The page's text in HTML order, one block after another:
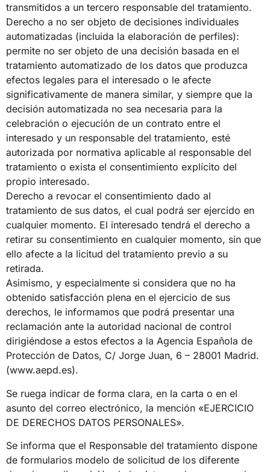
transmitidos a un tercero responsable del tratamiento.
Derecho a no ser objeto de decisiones individuales
automatizadas (incluida la elaboración de perfiles):
permite no ser objeto de una decisión basada en el
tratamiento automatizado de los datos que produzca
efectos legales para el interesado o le afecte
significativamente de manera similar, y siempre que la
decisión automatizada no sea necesaria para la
celebración o ejecución de un contrato entre el
interesado y un responsable del tratamiento, esté
autorizada por normativa aplicable al responsable del
tratamiento o exista el consentimiento explícito del
propio interesado.
Derecho a revocar el consentimiento dado al
tratamiento de sus datos, el cual podrá ser ejercido en
cualquier momento. El interesado tendrá el derecho a
retirar su consentimiento en cualquier momento, sin que
ello afecte a la licitud del tratamiento previo a su
retirada.
Asimismo, y especialmente si considera que no ha
obtenido satisfacción plena en el ejercicio de sus
derechos, le informamos que podrá presentar una
reclamación ante la autoridad nacional de control
dirigiéndose a estos efectos a la Agencia Española de
Protección de Datos, C/ Jorge Juan, 6 – 28001 Madrid.
(www.aepd.es).
Se ruega indicar de forma clara, en la carta o en el
asunto del correo electrónico, la mención «EJERCICIO
DE DERECHOS DATOS PERSONALES».
Se informa que el Responsable del tratamiento dispone
de formularios modelo de solicitud de los diferente